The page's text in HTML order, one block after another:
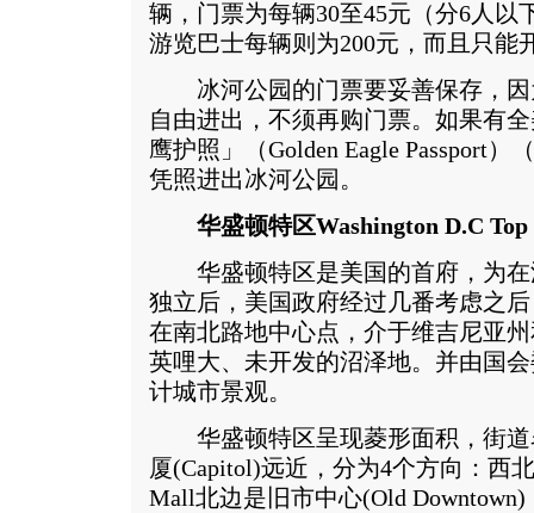
辆，门票为每辆30至45元（分6人以
游览巴士每辆则为200元，而且只能
冰河公园的门票要妥善保存，因
自由进出，不须再购门票。如果有
鹰护照」（Golden Eagle Passport）
凭照进出冰河公园。
华盛顿特区Washington D.C Top
华盛顿特区是美国的首府，为在
独立后，美国政府经过几番考虑之
在南北路地中心点，介于维吉尼亚
英哩大、未开发的沼泽地。并由国
计城市景观。
华盛顿特区呈现菱形面积，街道
厦(Capitol)远近，分为4个方向：西
Mall北边是旧市中心(Old Downtown)